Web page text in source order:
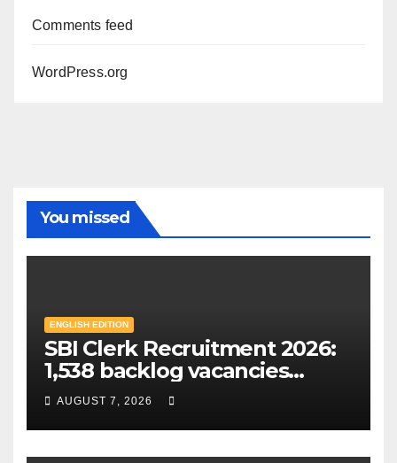
Comments feed
WordPress.org
You missed
ENGLISH EDITION
SBI Clerk Recruitment 2026:
1,538 backlog vacancies
announced in special drive;
Check eligibility & how to
apply | Mint
AUGUST 7, 2026